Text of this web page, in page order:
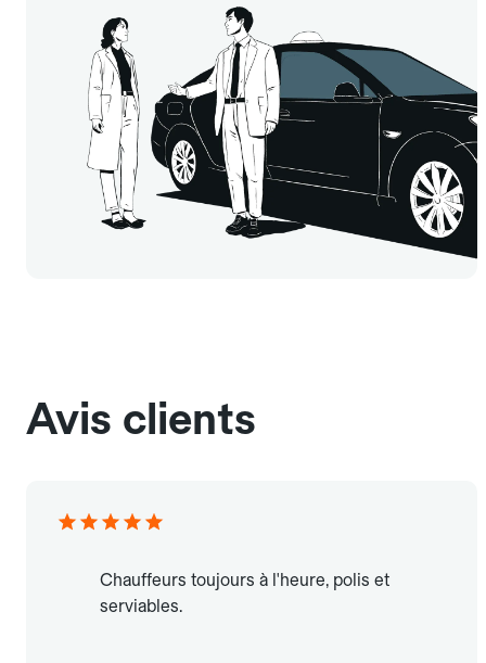
Avis clients
Chauffeurs toujours à l'heure, polis et
serviables.